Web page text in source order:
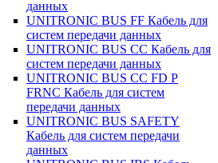
данных
UNITRONIC BUS FF Кабель для
систем передачи данных
UNITRONIC BUS CC Кабель для
систем передачи данных
UNITRONIC BUS CC FD P
FRNC Кабель для систем
передачи данных
UNITRONIC BUS SAFETY
Кабель для систем передачи
данных